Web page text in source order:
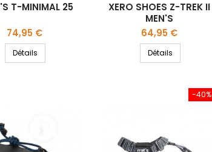
T-MINIMAL 25
Prix
74,95 €
Détails
XERO SHOES Z-TREK II
MEN'S
Prix
64,95 €
Détails
-40%